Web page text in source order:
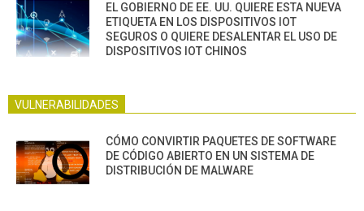
EL GOBIERNO DE EE. UU. QUIERE ESTA NUEVA
ETIQUETA EN LOS DISPOSITIVOS IOT
SEGUROS O QUIERE DESALENTAR EL USO DE
DISPOSITIVOS IOT CHINOS
VULNERABILIDADES
CÓMO CONVIRTIR PAQUETES DE SOFTWARE
DE CÓDIGO ABIERTO EN UN SISTEMA DE
DISTRIBUCIÓN DE MALWARE